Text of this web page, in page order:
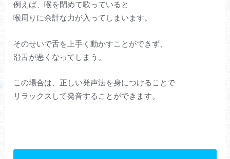
例えば、喉を閉めて歌っていると
喉周りに余計な力が入ってしまいます。
そのせいで舌を上手く動かすことができず、
滑舌が悪くなってしまう。
この場合は、正しい発声法を身につけることで
リラックスして発音することができます。